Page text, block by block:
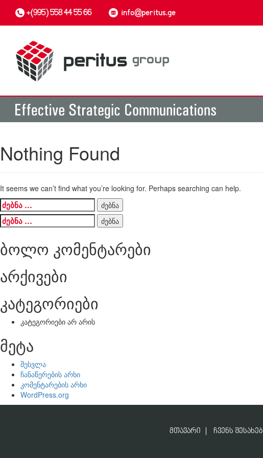
+(995) 558 44 55 66 info@peritus.ge
Nothing Found
It seems we can’t find what you’re looking for. Perhaps searching can help.
ძებნა:
ძებნა:
ბოლო კომენტარები
არქივები
კატეგორიები
კატეგორიები არ არის
მეტა
შესვლა
ჩანაწერების არხი
კომენტარების არხი
WordPress.org
ᲛᲗᲐᲕᲐᲠᲘ ᲩᲕᲔᲜᲡ ᲨᲔᲡᲐᲮᲔᲑ